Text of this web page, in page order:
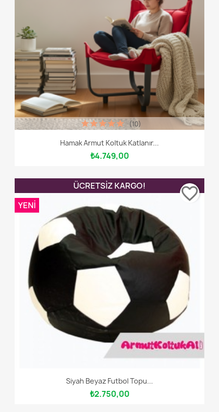
Hamak Armut Koltuk Katlanır...
₺4.749,00
(10)
Siyah Beyaz Futbol Topu...
₺2.750,00
ÜCRETSIZ KARGO!
YENI
favorite_border